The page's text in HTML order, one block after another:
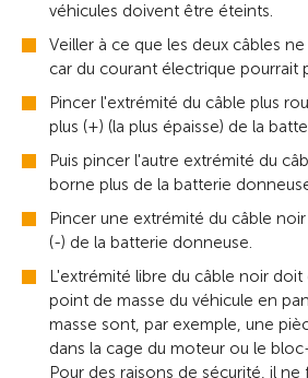
véhicules doivent être éteints.
Veiller à ce que les deux câbles
car du courant électrique pourrait
Pincer l'extrémité du câble plus
plus (+) (la plus épaisse) de la
Puis pincer l'autre extrémité du
borne plus de la batterie
Pincer une extrémité du câble
(-) de la batterie donneuse.
L'extrémité libre du câble noir doit
point de masse du véhicule en
masse sont, par exemple, une
dans la cage du moteur ou le
Pour des raisons de sécurité, il ne